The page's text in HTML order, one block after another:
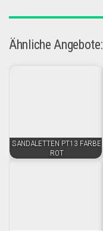
Ähnliche Angebote:
SANDALETTEN PT13 FARBE
ROT